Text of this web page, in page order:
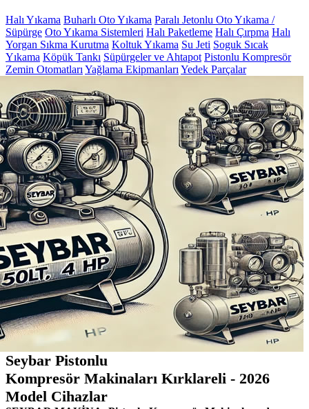
Halı Yıkama Buharlı Oto Yıkama Paralı Jetonlu Oto Yıkama /
Süpürge Oto Yıkama Sistemleri Halı Paketleme Halı Çırpma Halı
Yorgan Sıkma Kurutma Koltuk Yıkama Su Jeti Soguk Sıcak
Yıkama Köpük Tankı Süpürgeler ve Ahtapot Pistonlu Kompresör
Zemin Otomatları Yağlama Ekipmanları Yedek Parçalar
Seybar Pistonlu
Kompresör Makinaları Kırklareli - 2026
Model Cihazlar